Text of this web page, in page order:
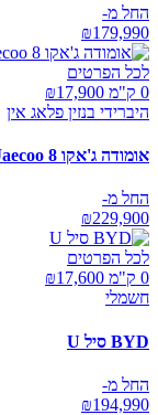
החל מ-
₪179,990
לכל הפרטים
0 ק"מ ₪
17,900
היברידי בנזין פלאג אין
אומודה ג'אקו Jaecoo 8
החל מ-
₪229,900
לכל הפרטים
0 ק"מ ₪
17,600
חשמלי
BYD סיל U
החל מ-
₪194,990